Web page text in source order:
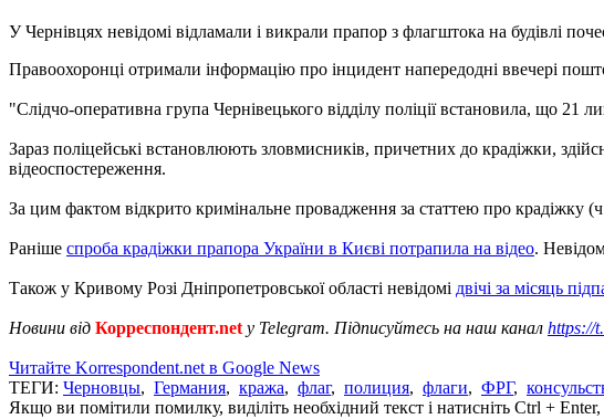
У Чернівцях невідомі відламали і викрали прапор з флагштока на будівлі
Правоохоронці отримали інформацію про інцидент напередодні ввечері
"Слідчо-оперативна група Чернівецького відділу поліції встановила, що
Зараз поліцейські встановлюють зловмисників, причетних до крадіжки,
відеоспостереження.
За цим фактом відкрито кримінальне провадження за статтею про крадіжку
Раніше спроба крадіжки прапора України в Києві потрапила на відео.
Також у Кривому Розі Дніпропетровської області невідомі двічі за місяць
Новини від Корреспондент.net у Telegram. Підписуйтесь на наш канал https://
Читайте Korrespondent.net в Google News
ТЕГИ: Черновцы, Германия, кража, флаг, полиция, флаги, ФРГ,
Якщо ви помітили помилку, виділіть необхідний текст і натисніть Ctrl +